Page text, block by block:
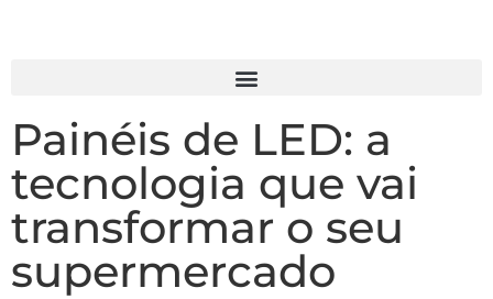
Painéis de LED: a
tecnologia que vai
transformar o seu
supermercado